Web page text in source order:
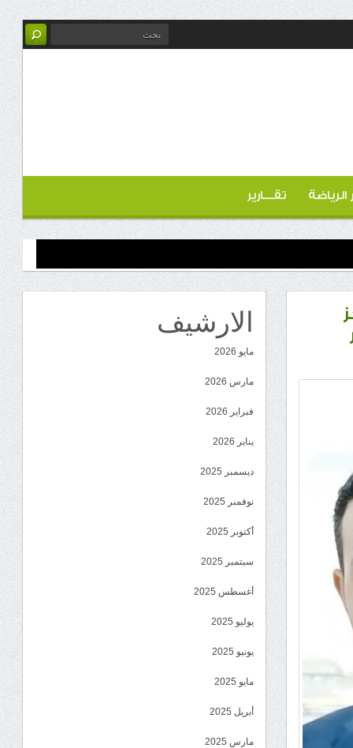
الرياضة تقـــارير
الارشيف
مايو 2026
مارس 2026
فبراير 2026
يناير 2026
ديسمبر 2025
نوفمبر 2025
أكتوبر 2025
سبتمبر 2025
أغسطس 2025
يوليو 2025
يونيو 2025
مايو 2025
أبريل 2025
مارس 2025